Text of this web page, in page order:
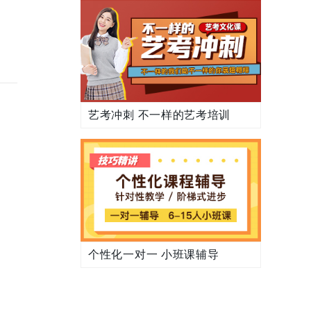
艺考冲刺 不一样的艺考培训
个性化一对一 小班课辅导